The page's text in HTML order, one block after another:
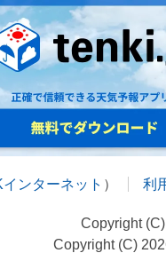
ンターネット ） 利
Copyright
Copyright (C)